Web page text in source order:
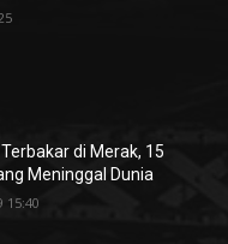
di Merak, 15
Meninggal Dunia
15:40